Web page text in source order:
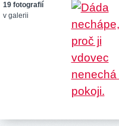
19 fotografií
v galerii